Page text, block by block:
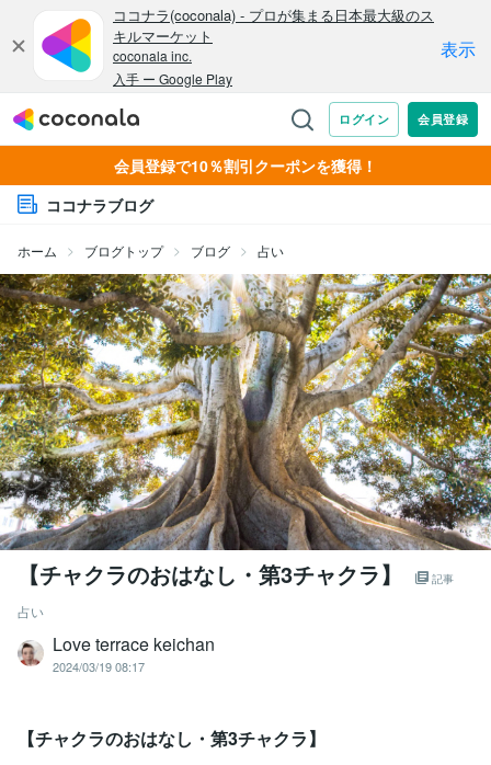
会員登録で10％割引クーポンを獲得！
ココナラブログ
ホーム ブログトップ ブログ 占い
【チャクラのおはなし・第3チャクラ】 記事
占い
Love terrace keichan
2024/03/19 08:17
【チャクラのおはなし・第3チャクラ】